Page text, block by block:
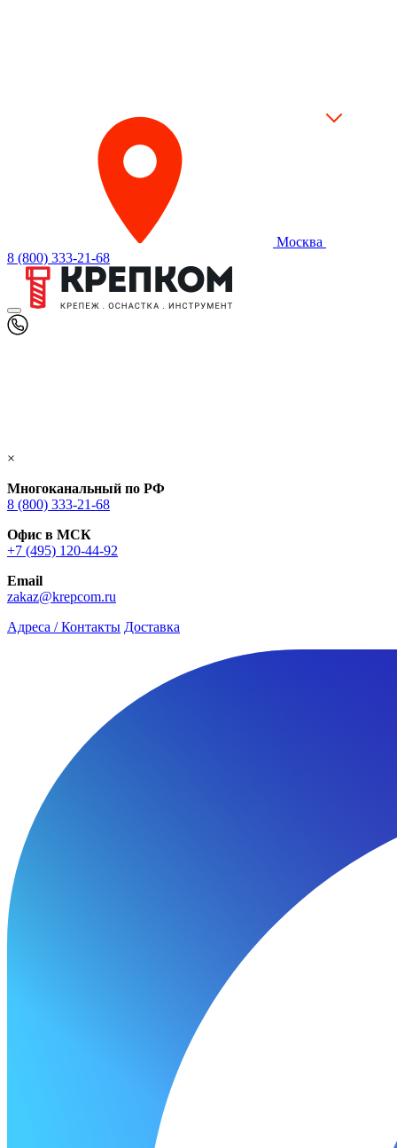
Москва
8 (800) 333-21-68
×
Многоканальный по РФ
8 (800) 333‑21-68
Офис в МСК
+7 (495) 120-44-92
Email
zakaz@krepcom.ru
Адреса / Контакты Доставка